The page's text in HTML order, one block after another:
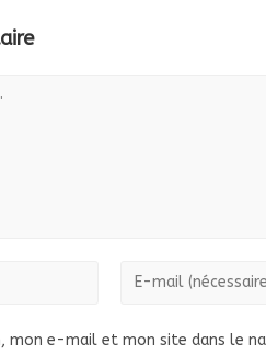
Enter
mon e-mail et mon site dans le